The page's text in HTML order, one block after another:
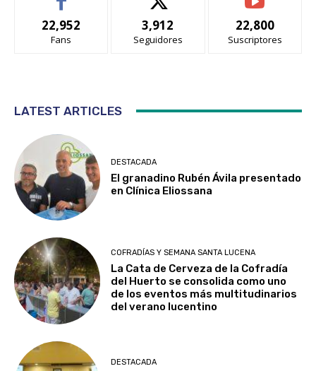
22,952
Fans
3,912
Seguidores
22,800
Suscriptores
LATEST ARTICLES
DESTACADA
El granadino Rubén Ávila presentado
en Clínica Eliossana
COFRADÍAS Y SEMANA SANTA LUCENA
La Cata de Cerveza de la Cofradía
del Huerto se consolida como uno
de los eventos más multitudinarios
del verano lucentino
DESTACADA